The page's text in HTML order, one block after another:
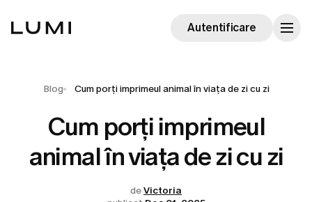
Autentificare
Blog Cum porți imprimeul animal în viața de zi cu zi
Cum porți imprimeul
animal în viața de zi cu zi
deVictoria